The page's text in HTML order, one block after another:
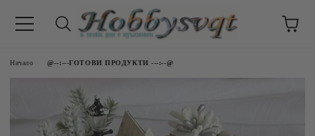
Начало @--:---ГОТОВИ ПРОДУКТИ ---:--@